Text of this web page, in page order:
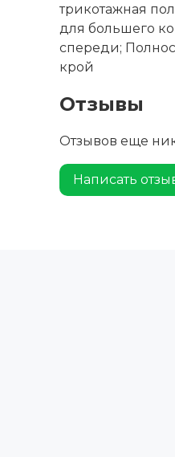
трикотажная
для большего
спереди;
крой
Отзывы
Отзывов еще
Написать